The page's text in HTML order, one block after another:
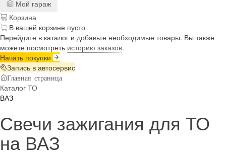
Мой гараж
Корзина
В вашей корзине пусто
Перейдите в каталог и добавьте необходимые товары. Вы также
можете посмотреть историю заказов.
Начать покупки
Запись в автосервис
Главная страница
Каталог ТО
ВАЗ
Свечи зажигания для ТО
на ВАЗ